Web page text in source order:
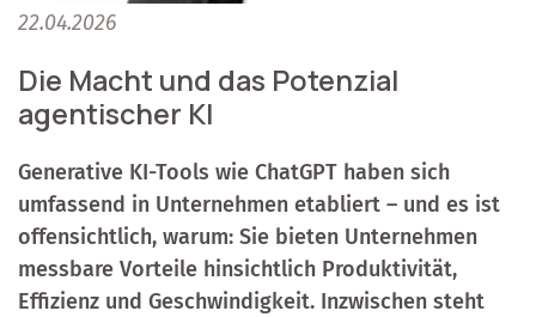
22.04.2026
Die Macht und das Potenzial
agentischer KI
Generative KI-Tools wie ChatGPT haben sich
umfassend in Unternehmen etabliert – und es ist
offensichtlich, warum: Sie bieten Unternehmen
messbare Vorteile hinsichtlich Produktivität,
Effizienz und Geschwindigkeit. Inzwischen steht